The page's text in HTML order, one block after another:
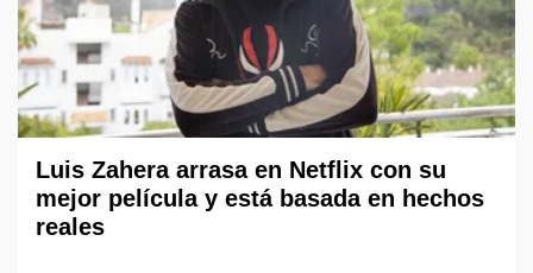
Luis Zahera arrasa en Netflix con su
mejor película y está basada en hechos
reales